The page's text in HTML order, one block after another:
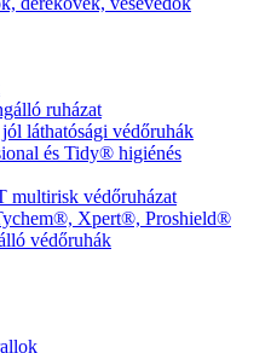
ruházat
láthatósági védőruhák
és Tidy® higiénés
multirisk védőruházat
Xpert®, Proshield®
védőruhák